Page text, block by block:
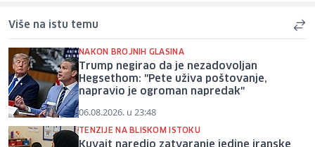
Više na istu temu
NAKON BROJNIH GLASINA
Trump negirao da je nezadovoljan
Hegsethom: "Pete uživa poštovanje,
napravio je ogroman napredak"
06.08.2026. u 23:48
TENZIJE NA BLISKOM ISTOKU
Kuvajt naredio zatvaranje jedine iranske